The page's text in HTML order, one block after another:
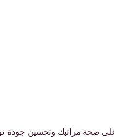
صحة مراتبك وتحسين جودة